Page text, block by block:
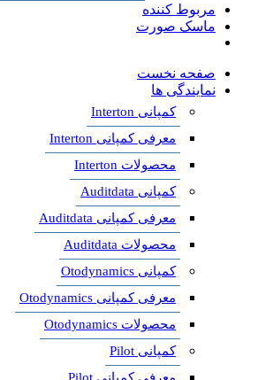
مربوط کننده
ماسک صورت
صفحه نخست
نمایندگی ها
کمپانی Interton
معرفی کمپانی Interton
محصولات Interton
کمپانی Auditdata
معرفی کمپانی Auditdata
محصولات Auditdata
کمپانی Otodynamics
معرفی کمپانی Otodynamics
محصولات Otodynamics
کمپانی Pilot
معرفی کمپانی Pilot